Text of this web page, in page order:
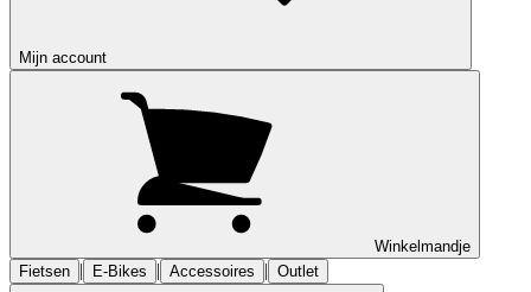
Mijn account
Winkelmandje
Fietsen | E-Bikes | Accessoires | Outlet